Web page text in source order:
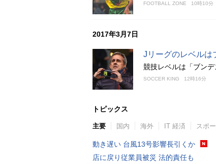
FOOTBALL ZONE 10時10分
2017年3月7日
Jリーグのレベルは
競技レベルは「ブン
SOCCER KING 12時16分
トピックス
主要 国内 海外 IT 経済 スポ
動き遅い 台風13号影響長引くか
店に戻り従業員被災 法的責任も